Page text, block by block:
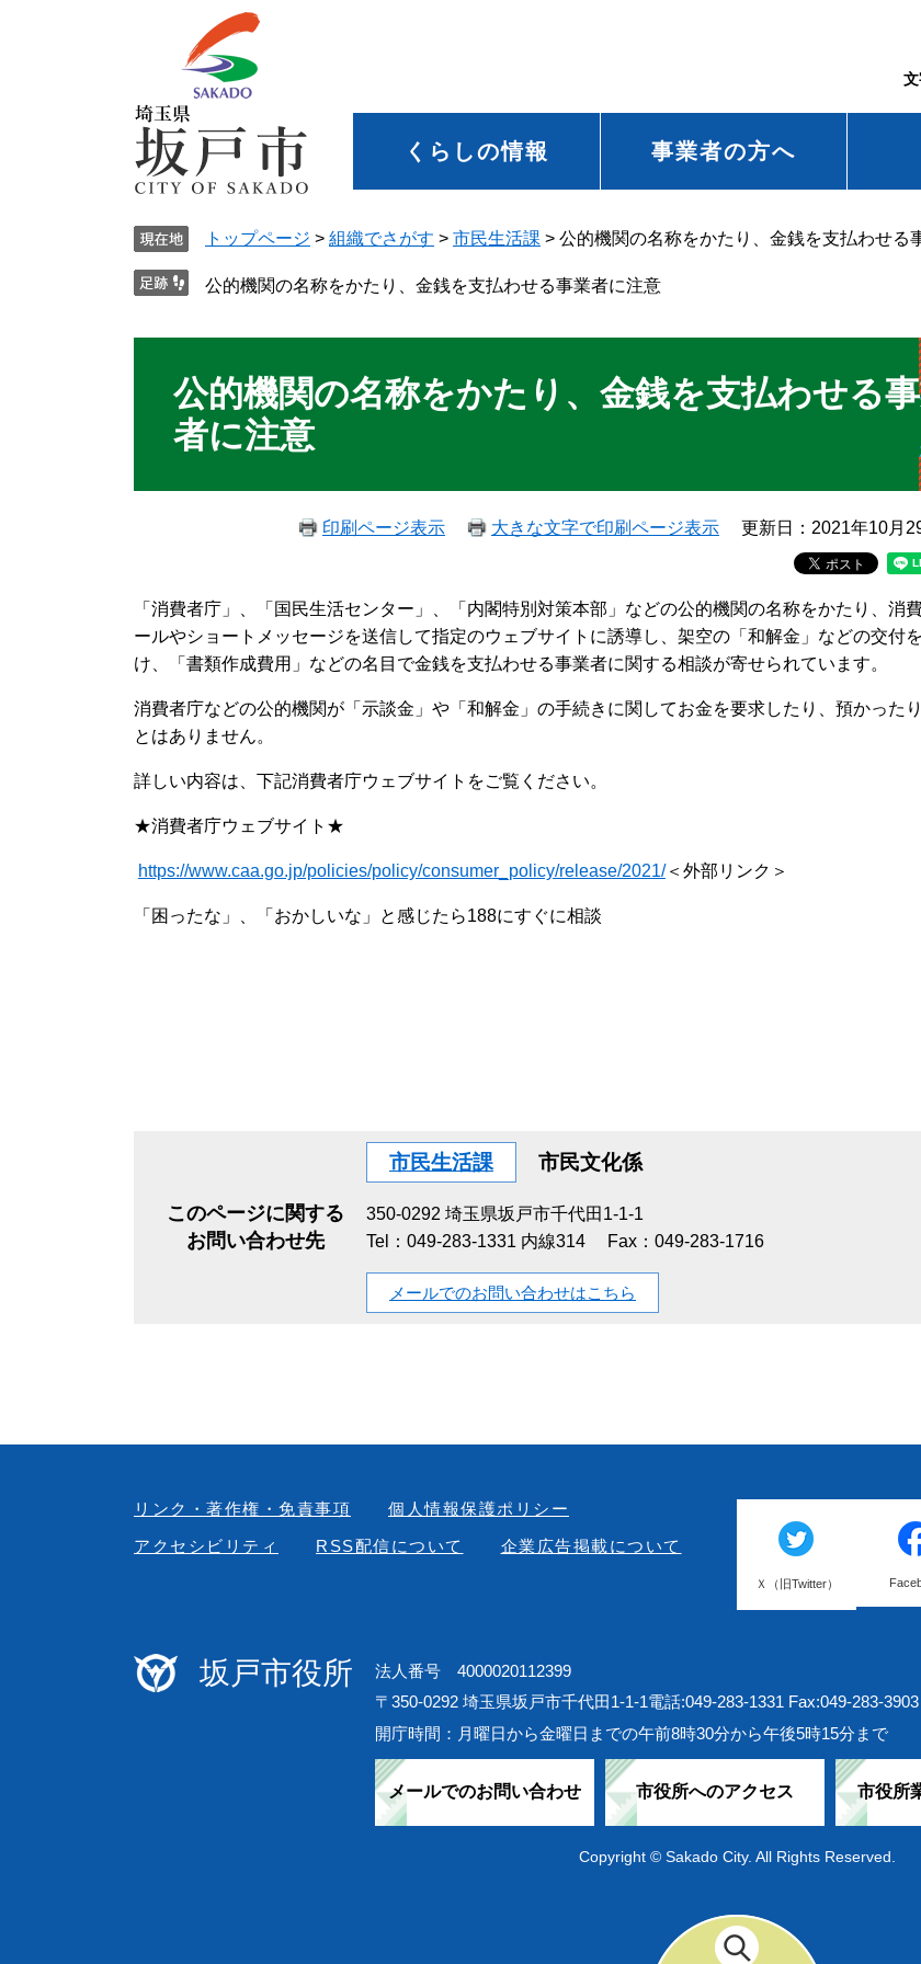
くらしの情報 事業者の方へ
トップページ > 組織でさがす > 市民生活課 > 公的機関の名称をかたり、金銭を支払わせる
公的機関の名称をかたり、金銭を支払わせる事業者に注意
公的機関の名称をかたり、金銭を支払わせる
者に注意
印刷ページ表示 大きな文字で印刷ページ表示 更新日：2021年10月
「消費者庁」、「国民生活センター」、「内閣特別対策本部」などの公的機関の名称をかたり、消
ールやショートメッセージを送信して指定のウェブサイトに誘導し、架空の「和解金」などの交付
け、「書類作成費用」などの名目で金銭を支払わせる事業者に関する相談が寄せられています。
消費者庁などの公的機関が「示談金」や「和解金」の手続きに関してお金を要求したり、預かった
とはありません。
詳しい内容は、下記消費者庁ウェブサイトをご覧ください。
★消費者庁ウェブサイト★
https://www.caa.go.jp/policies/policy/consumer_policy/release/2021/＜外部リンク＞
「困ったな」、「おかしいな」と感じたら188にすぐに相談
このページに関する
お問い合わせ先
市民生活課 市民文化係
350-0292 埼玉県坂戸市千代田1-1-1
Tel：049-283-1331 内線314
Fax：049-283-1716
メールでのお問い合わせはこちら
リンク・著作権・免責事項
個人情報保護ポリシー
アクセシビリティ
RSS配信について 企業広告掲載について
Ｘ（旧Twitter）
坂戸市役所
法人番号 4000020112399
〒350-0292 埼玉県坂戸市千代田1-1-1電話:049-283-1331 Fax:049-283-3903
開庁時間：月曜日から金曜日までの午前8時30分から午後5時15分まで
メールでのお問い合わせ 市役所へのアクセス 市役所
Copyright © Sakado City. All Rights Reserved.